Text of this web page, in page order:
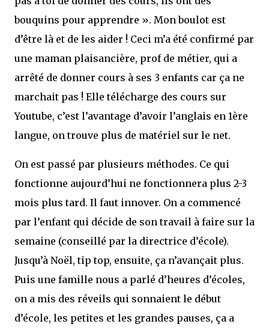
bouquins pour apprendre ». Mon boulot est
d’être là et de les aider ! Ceci m’a été confirmé par
une maman plaisancière, prof de métier, qui a
arrêté de donner cours à ses 3 enfants car ça ne
marchait pas ! Elle télécharge des cours sur
Youtube, c’est l’avantage d’avoir l’anglais en 1ère
langue, on trouve plus de matériel sur le net.
On est passé par plusieurs méthodes. Ce qui
fonctionne aujourd’hui ne fonctionnera plus 2-3
mois plus tard. Il faut innover. On a commencé
par l’enfant qui décide de son travail à faire sur la
semaine (conseillé par la directrice d’école).
Jusqu’à Noël, tip top, ensuite, ça n’avançait plus.
Puis une famille nous a parlé d’heures d’écoles,
on a mis des réveils qui sonnaient le début
d’école, les petites et les grandes pauses, ça a